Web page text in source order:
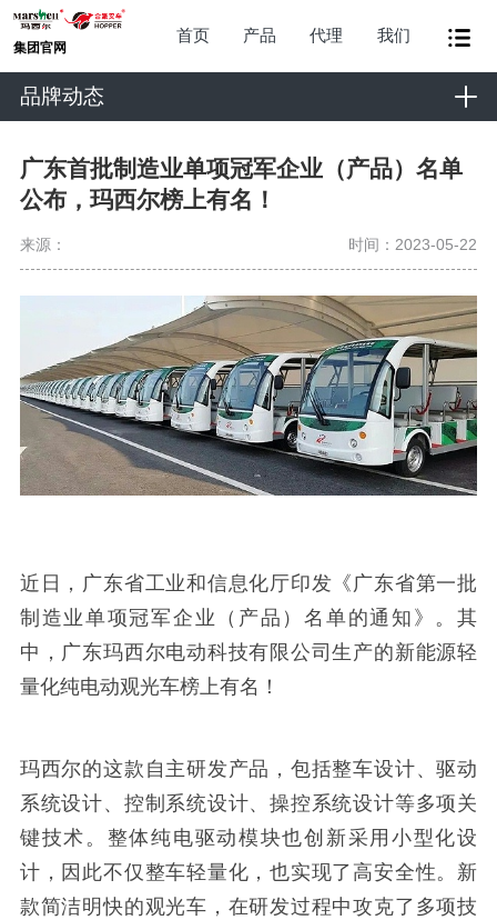
集团官网
首页 产品 代理 我们
品牌动态
广东首批制造业单项冠军企业（产品）名单
公布，玛西尔榜上有名！
来源： 时间：2023-05-22
近日，广东省工业和信息化厅印发《广东省第一批
制造业单项冠军企业（产品）名单的通知》。其
中，广东玛西尔电动科技有限公司生产的新能源轻
量化纯电动观光车榜上有名！
玛西尔的这款自主研发产品，包括整车设计、驱动
系统设计、控制系统设计、操控系统设计等多项关
键技术。整体纯电驱动模块也创新采用小型化设
计，因此不仅整车轻量化，也实现了高安全性。新
款简洁明快的观光车，在研发过程中攻克了多项技